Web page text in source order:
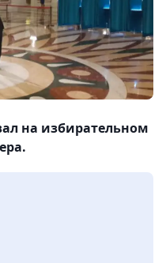
на избирательном